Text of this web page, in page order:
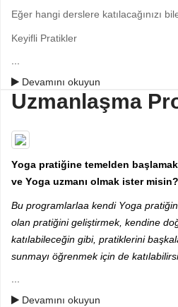
Eğer hangi derslere katılacağınızı
Keyifli Pratikler
...
Devamını okuyun
Uzmanlaşma
Yoga pratiğine temelden
ve Yoga uzmanı olmak ister misin?
Bu programlarlaa kendi Yoga
olan pratiğini geliştirmek, kendine
katılabileceğin gibi, pratiklerini
sunmayı öğrenmek için de
...
Devamını okuyun